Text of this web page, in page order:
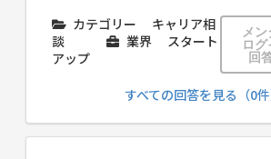
カテゴリー
キャリア相
談
業界
スタート
アップ
メ
ログ
回
すべての回答を見る（0件